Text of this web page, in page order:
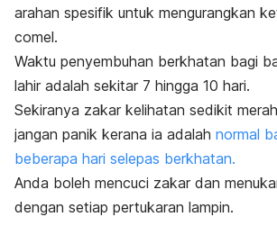
arahan spesifik untuk mengurangkan
comel.
Waktu penyembuhan berkhatan bagi
lahir adalah sekitar 7 hingga 10 hari.
Sekiranya zakar kelihatan sedikit
jangan panik kerana ia adalah normal
beberapa hari selepas berkhatan.
Anda boleh mencuci zakar dan
dengan setiap pertukaran lampin.